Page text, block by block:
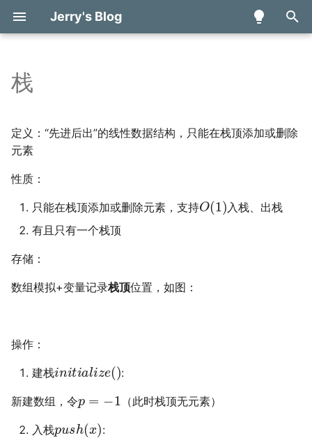
Jerry's Blog
入
以
始
数学分析 甲 (H)
人工智能引论 搜索探寻与问题求解
introduction
Basic operation
Design
Digital Hardware
数据结构与算法基础
数据结构
动手学深度学习读书笔记
线性神经网络
比赛日志
2023全球智能汽车AI挑战
图模型(Graphical Models)
量子计算与量子信息读书
量子机器学习学习笔记
绝热量子计算
量子游走学习笔记
论文阅读笔记
memory via quantum
Computers under
Hardware Constraints
Computing
多面体编译理论学习笔记
程序抽象表示基础
论文阅读笔记
Based on Relation-
Architectures via
Performance Tensor
Programs for Deep
模块基本概念
模块的结构
赋值语句
控制语句
Basic Components
Build Process and Testing
Blocks
Input Processing
Communicating State
Machines
第一行代码读书笔记——
Jetpack Compose学习笔记
表达式计算
分类
中缀表达式递归求值
单调栈
栈
定义：“先进后出”的线性数据结构，只能在栈顶添加或删除
元素
性质：
只能在栈顶添加或删除元素，支持O(1 ) 入栈、出栈
有且只有一个栈顶
存储：
数组模拟+变量记录栈顶位置，如图：
操作：
建栈in ti a iz () :
新建数组，令 （此时栈顶无元素）
入栈 h ( x) :